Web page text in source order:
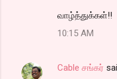
வாழ்த்துக்கள்!!
10:15 AM
Cable சங்கர்